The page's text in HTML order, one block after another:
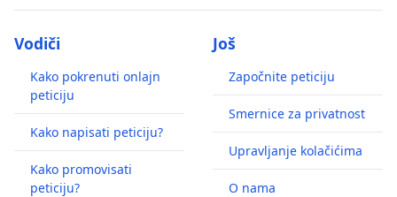
Vodiči
Kako pokrenuti onlajn
peticiju
Kako napisati peticiju?
Kako promovisati
peticiju?
Još
Započnite peticiju
Smernice za privatnost
Upravljanje kolačićima
O nama